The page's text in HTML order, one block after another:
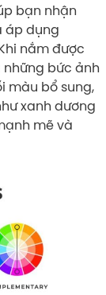
bạn nhận
áp dụng
nắm được
bức ảnh
màu bổ sung,
xanh dương
mẽ và